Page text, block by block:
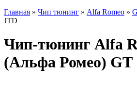
Главная » Чип тюнинг » Alfa Romeo »
JTD
Чип-тюнинг Alfa
(Альфа Ромео) GT